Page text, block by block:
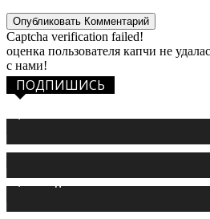
Captcha verification failed!
оценка пользователя капчи не
с нами!
ПОДПИШИСЬ